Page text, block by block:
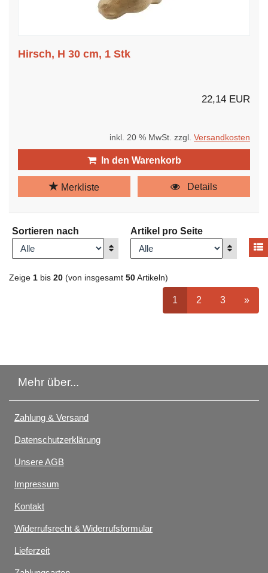
Hirsch, H 30 cm, 1 Stk
22,14 EUR
inkl. 20 % MwSt. zzgl. Versandkosten
In den Warenkorb
Merkliste Details
Sortieren nach
Anzeigen
Artikel pro Seite
Anzeigen
Zeige 1 bis 20 (von insgesamt 50 Artikeln)
ausgewählt Seite
1 Seite
2 auswählen
Seite
3 »
Mehr über...
Zahlung & Versand
Datenschutzerklärung
Unsere AGB
Impressum
Kontakt
Widerrufsrecht & Widerrufsformular
Lieferzeit